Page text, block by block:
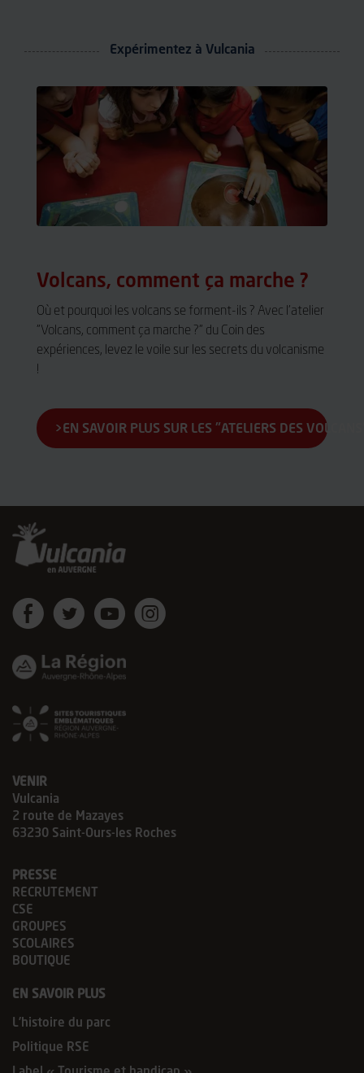
Expérimentez à Vulcania
Volcans, comment ça marche ?
Où et pourquoi les volcans se forment-ils ? Avec l'atelier
"Volcans, comment ça marche ?" du Coin des
expériences, levez le voile sur les secrets du volcanisme
!
EN SAVOIR PLUS SUR LES "ATELIERS DES
sur
Facebook
sur
Twitter
sur
Youtube
VENIR
Vulcania
2 route de Mazayes
63230 Saint-Ours-les Roches
PRESSE
RECRUTEMENT
CSE
GROUPES
SCOLAIRES
BOUTIQUE
EN SAVOIR PLUS
L’histoire du parc
Politique RSE